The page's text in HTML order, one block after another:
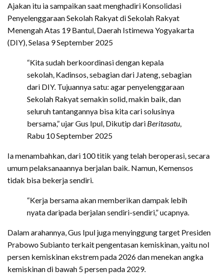
Ajakan itu ia sampaikan saat menghadiri Konsolidasi
Penyelenggaraan Sekolah Rakyat di Sekolah Rakyat
Menengah Atas 19 Bantul, Daerah Istimewa Yogyakarta
(DIY), Selasa 9 September 2025
“Kita sudah berkoordinasi dengan kepala
sekolah, Kadinsos, sebagian dari Jateng, sebagian
dari DIY. Tujuannya satu: agar penyelenggaraan
Sekolah Rakyat semakin solid, makin baik, dan
seluruh tantangannya bisa kita cari solusinya
bersama,” ujar Gus Ipul, Dikutip dari Beritasatu
Rabu 10 September 2025
Ia menambahkan, dari 100 titik yang telah beroperasi, secara
umum pelaksanaannya berjalan baik. Namun, Kemensos
tidak bisa bekerja sendiri.
“Kerja bersama akan memberikan dampak lebih
nyata daripada berjalan sendiri-sendiri,” ucapnya.
Dalam arahannya, Gus Ipul juga menyinggung target Presiden
Prabowo Subianto terkait pengentasan kemiskinan, yaitu nol
persen kemiskinan ekstrem pada 2026 dan menekan angka
kemiskinan di bawah 5 persen pada 2029.